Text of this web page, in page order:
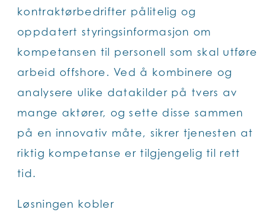
kontraktørbedrifter pålitelig og
oppdatert styringsinformasjon om
kompetansen til personell som skal utføre
arbeid offshore. Ved å kombinere og
analysere ulike datakilder på tvers av
mange aktører, og sette disse sammen
på en innovativ måte, sikrer tjenesten at
riktig kompetanse er tilgjengelig til rett
tid.
Løsningen kobler